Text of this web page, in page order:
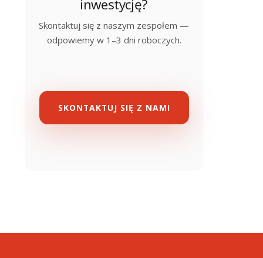
inwestycję?
Skontaktuj się z naszym zespołem —
odpowiemy w 1–3 dni roboczych.
SKONTAKTUJ SIĘ Z NAMI